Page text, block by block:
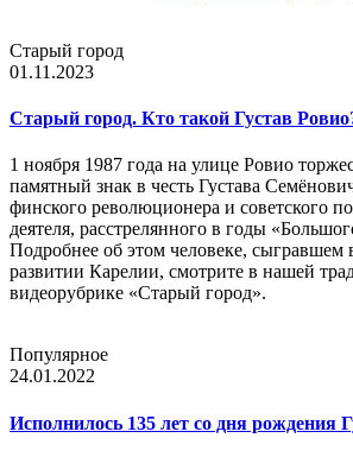
Старый город
01.11.2023
Старый город. Кто такой Густав
1 ноября 1987 года на улице Ровио
памятный знак в честь Густава
финского революционера и советского
деятеля, расстрелянного в годы
Подробнее об этом человеке, сыгравшем
развитии Карелии, смотрите в нашей
видеорубрике «Старый город».
Популярное
24.01.2022
Исполнилось 135 лет со дня рождения